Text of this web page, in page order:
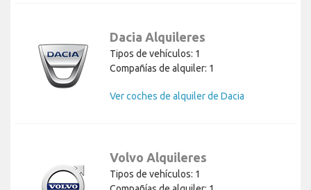
Dacia Alquileres
Tipos de vehículos: 1
Compañías de alquiler: 1
Ver coches de alquiler de Dacia
Volvo Alquileres
Tipos de vehículos: 1